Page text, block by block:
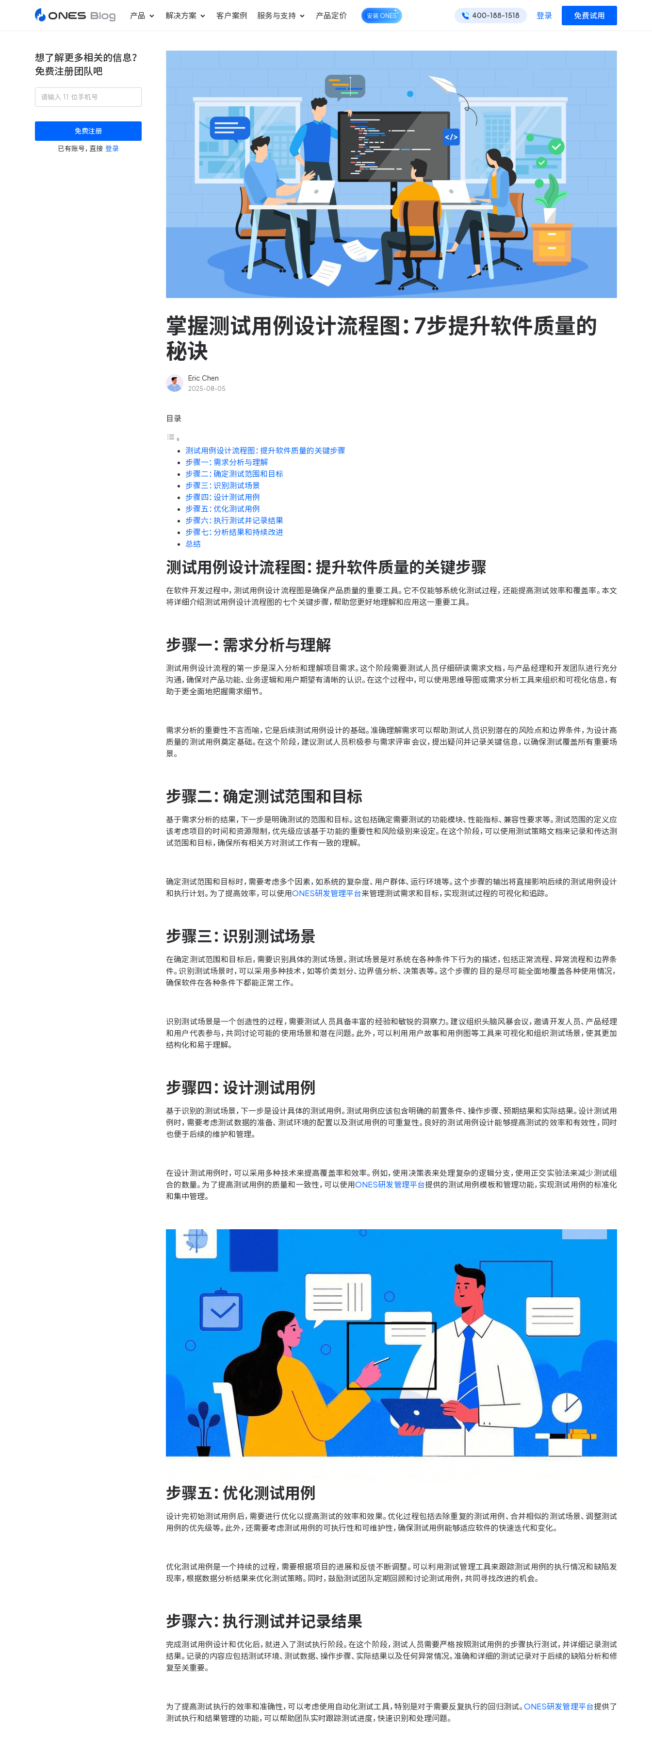
产品
ONES Desk
解决方案
更好更快地发布产品
统一管理业务信息和企业知
轻松规划项目和跟踪进度
测试管理
快速交付高质量产品
DevOps
可持续地交付端到端的价值
高效合理地规划和利用团队资
服务台和工单管理
轻松响应与解决客户反馈
驱动企业创新增长 助力车企高效研发
客户案例 服务与支持
ONES 资讯
产品定价 安装 ONES 400-188-1518 登录 免费试用
想了解更多相关的信息？
免费注册团队吧
免费注册
已有账号，直接 登录
掌握测试用例设计流程图：7步提升软件质量的
秘诀
Eric Chen
2025-08-05
目录
测试用例设计流程图：提升软件质量的关键步骤
步骤一：需求分析与理解
步骤二：确定测试范围和目标
步骤三：识别测试场景
步骤四：设计测试用例
步骤五：优化测试用例
步骤六：执行测试并记录结果
步骤七：分析结果和持续改进
总结
测试用例设计流程图：提升软件质量的关键步骤
在软件开发过程中，测试用例设计流程图是确保产品质量的重要工具。它不仅能够系统化测试过程，还能提高测试效率和覆盖率。本文
将详细介绍测试用例设计流程图的七个关键步骤，帮助您更好地理解和应用这一重要工具。
步骤一：需求分析与理解
测试用例设计流程的第一步是深入分析和理解项目需求。这个阶段需要测试人员仔细研读需求文档，与产品经理和开发团队进行充分
沟通，确保对产品功能、业务逻辑和用户期望有清晰的认识。在这个过程中，可以使用思维导图或需求分析工具来组织和可视化信息，有
助于更全面地把握需求细节。
需求分析的重要性不言而喻，它是后续测试用例设计的基础。准确理解需求可以帮助测试人员识别潜在的风险点和边界条件，为设计高
质量的测试用例奠定基础。在这个阶段，建议测试人员积极参与需求评审会议，提出疑问并记录关键信息，以确保测试覆盖所有重要场
景。
步骤二：确定测试范围和目标
基于需求分析的结果，下一步是明确测试的范围和目标。这包括确定需要测试的功能模块、性能指标、兼容性要求等。测试范围的定义应
该考虑项目的时间和资源限制，优先级应该基于功能的重要性和风险级别来设定。在这个阶段，可以使用测试策略文档来记录和传达测
试范围和目标，确保所有相关方对测试工作有一致的理解。
确定测试范围和目标时，需要考虑多个因素，如系统的复杂度、用户群体、运行环境等。这个步骤的输出将直接影响后续的测试用例设计
和执行计划。为了提高效率，可以使用ONES研发管理平台来管理测试需求和目标，实现测试过程的可视化和追踪。
步骤三：识别测试场景
在确定测试范围和目标后，需要识别具体的测试场景。测试场景是对系统在各种条件下行为的描述，包括正常流程、异常流程和边界条
件。识别测试场景时，可以采用多种技术，如等价类划分、边界值分析、决策表等。这个步骤的目的是尽可能全面地覆盖各种使用情况，
确保软件在各种条件下都能正常工作。
识别测试场景是一个创造性的过程，需要测试人员具备丰富的经验和敏锐的洞察力。建议组织头脑风暴会议，邀请开发人员、产品经理
和用户代表参与，共同讨论可能的使用场景和潜在问题。此外，可以利用用户故事和用例图等工具来可视化和组织测试场景，使其更加
结构化和易于理解。
步骤四：设计测试用例
基于识别的测试场景，下一步是设计具体的测试用例。测试用例应该包含明确的前置条件、操作步骤、预期结果和实际结果。设计测试用
例时，需要考虑测试数据的准备、测试环境的配置以及测试用例的可重复性。良好的测试用例设计能够提高测试的效率和有效性，同时
也便于后续的维护和管理。
在设计测试用例时，可以采用多种技术来提高覆盖率和效率。例如，使用决策表来处理复杂的逻辑分支，使用正交实验法来减少测试组
合的数量。为了提高测试用例的质量和一致性，可以使用ONES研发管理平台提供的测试用例模板和管理功能，实现测试用例的标准化
和集中管理。
步骤五：优化测试用例
设计完初始测试用例后，需要进行优化以提高测试的效率和效果。优化过程包括去除重复的测试用例、合并相似的测试场景、调整测试
用例的优先级等。此外，还需要考虑测试用例的可执行性和可维护性，确保测试用例能够适应软件的快速迭代和变化。
优化测试用例是一个持续的过程，需要根据项目的进展和反馈不断调整。可以利用测试管理工具来跟踪测试用例的执行情况和缺陷发
现率，根据数据分析结果来优化测试策略。同时，鼓励测试团队定期回顾和讨论测试用例，共同寻找改进的机会。
步骤六：执行测试并记录结果
完成测试用例设计和优化后，就进入了测试执行阶段。在这个阶段，测试人员需要严格按照测试用例的步骤执行测试，并详细记录测试
结果。记录的内容应包括测试环境、测试数据、操作步骤、实际结果以及任何异常情况。准确和详细的测试记录对于后续的缺陷分析和修
复至关重要。
为了提高测试执行的效率和准确性，可以考虑使用自动化测试工具，特别是对于需要反复执行的回归测试。ONES研发管理平台提供了
测试执行和结果管理的功能，可以帮助团队实时跟踪测试进度，快速识别和处理问题。